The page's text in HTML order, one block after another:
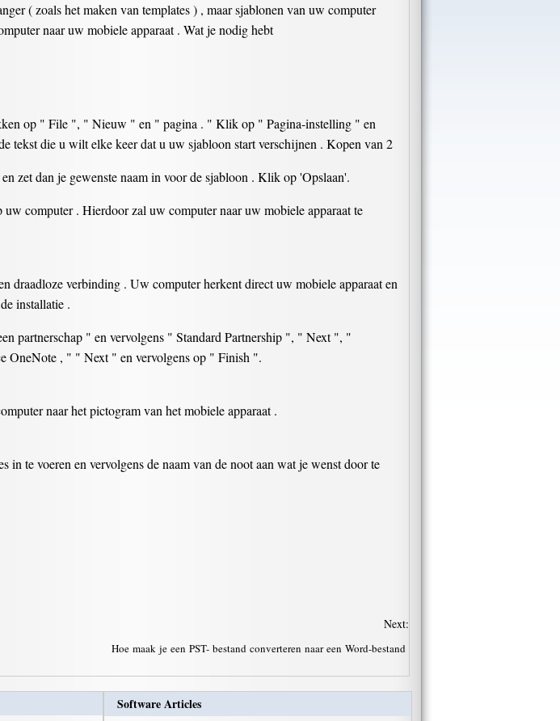
( zoals het maken van templates ) , maar sjablonen van uw computer
naar uw mobiele apparaat . Wat je nodig hebt
op " File ", " Nieuw " en " pagina . " Klik op " Pagina-instelling " en
tekst die u wilt elke keer dat u uw sjabloon start verschijnen . Kopen van 2
zet dan je gewenste naam in voor de sjabloon . Klik op 'Opslaan'.
computer . Hierdoor zal uw computer naar uw mobiele apparaat te
draadloze verbinding . Uw computer herkent direct uw mobiele apparaat en
installatie .
partnerschap " en vervolgens " Standard Partnership ", " Next ", "
OneNote , " " Next " en vervolgens op " Finish ".
naar het pictogram van het mobiele apparaat .
te voeren en vervolgens de naam van de noot aan wat je wenst door te
Next:
Hoe maak je een PST- bestand converteren naar een Word-bestand
Software Articles